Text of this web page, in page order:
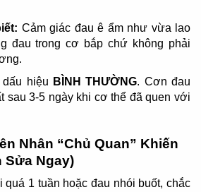
Cảm giác đau ê ẩm như vừa lao
đau trong cơ bắp chứ không phải
hiệu BÌNH THƯỜNG. Cơn đau
sau 3-5 ngày khi cơ thể đã quen với
Nhân “Chủ Quan” Khiến
Sửa Ngay)
quá 1 tuần hoặc đau nhói buốt, chắc